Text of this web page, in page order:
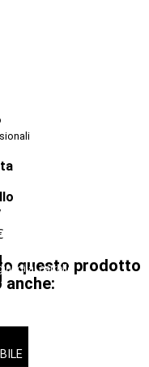
al carrello
questo prodotto
anche: